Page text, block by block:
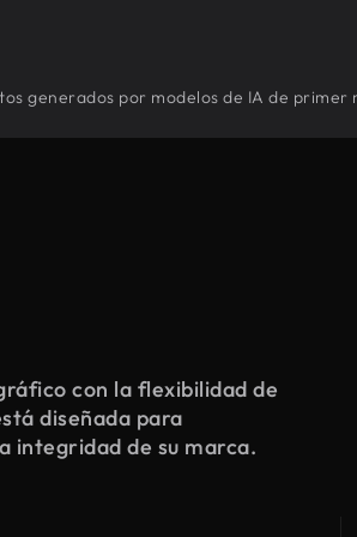
generados por modelos de IA de primer
con la flexibilidad de
diseñada para
integridad de su marca.